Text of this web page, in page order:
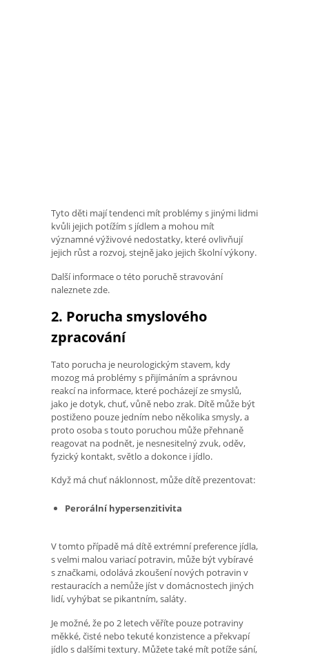
Tyto děti mají tendenci mít problémy s jinými lidmi
kvůli jejich potížím s jídlem a mohou mít
významné výživové nedostatky, které ovlivňují
jejich růst a rozvoj, stejně jako jejich školní výkony.
Další informace o této poruchě stravování
naleznete zde.
2. Porucha smyslového
zpracování
Tato porucha je neurologickým stavem, kdy
mozog má problémy s přijímáním a správnou
reakcí na informace, které pocházejí ze smyslů,
jako je dotyk, chuť, vůně nebo zrak. Dítě může být
postiženo pouze jedním nebo několika smysly, a
proto osoba s touto poruchou může přehnaně
reagovat na podnět, je nesnesitelný zvuk, oděv,
fyzický kontakt, světlo a dokonce i jídlo.
Když má chuť náklonnost, může dítě prezentovat:
Perorální hypersenzitivita
V tomto případě má dítě extrémní preference jídla,
s velmi malou variací potravin, může být vybíravé
s značkami, odolává zkoušení nových potravin v
restauracích a nemůže jíst v domácnostech jiných
lidí, vyhýbat se pikantním, saláty.
Je možné, že po 2 letech věříte pouze potraviny
měkké, čisté nebo tekuté konzistence a překvapí
jídlo s dalšími textury. Můžete také mít potíže sání,